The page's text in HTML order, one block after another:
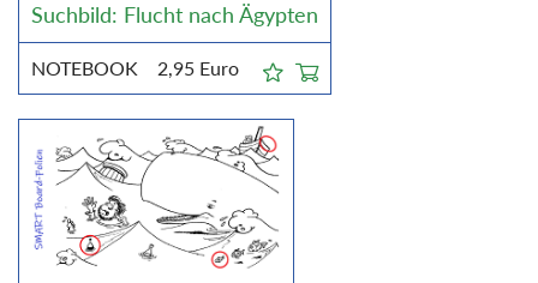
Suchbild: Flucht nach Ägypten
NOTEBOOK 2,95 Euro